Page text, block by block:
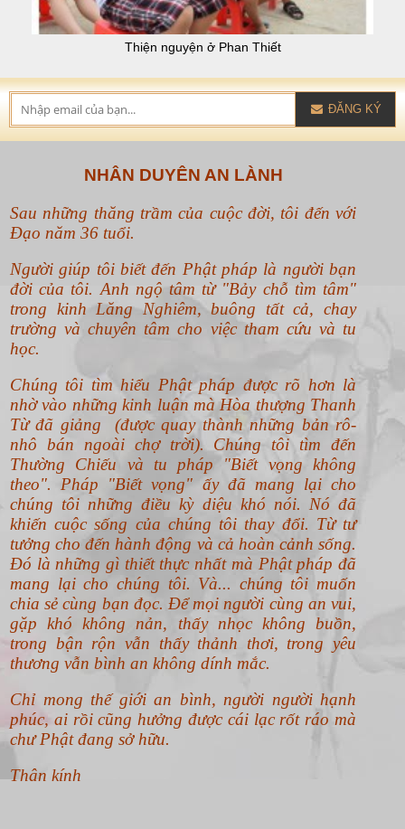
Thiện nguyện Tây nguyên cuối năm 2016
ĐĂNG KÝ
NHÂN DUYÊN AN LÀNH
Sau những thăng trầm của cuộc đời, tôi đến với
Đạo năm 36 tuổi.
Người giúp tôi biết đến Phật pháp là người bạn
đời của tôi. Anh ngộ tâm từ "Bảy chỗ tìm tâm"
trong kinh Lăng Nghiêm, buông tất cả, chay
trường và chuyên tâm cho việc tham cứu và tu
học.
Chúng tôi tìm hiểu Phật pháp được rõ hơn là
nhờ vào những kinh luận mà Hòa thượng Thanh
Từ đã giảng (được quay thành những bản rô-
nhô bán ngoài chợ trời). Chúng tôi tìm đến
Thường Chiếu và tu pháp "Biết vọng không
theo".Pháp "Biết vọng" ấy đã mang lại cho
chúng tôi những điều kỳ diệu khó nói. Nó đã
khiến cuộc sống của chúng tôi thay đổi. Từ tư
tưởng cho đến hành động và cả hoàn cảnh sống.
Đó là những gì thiết thực nhất mà Phật pháp đã
mang lại cho chúng tôi. Và... chúng tôi muốn
chia sẻ cùng bạn đọc. Để mọi người cùng an vui,
gặp khó không nản, thấy nhọc không buồn,
trong bận rộn vẫn thấy thảnh thơi, trong yêu
thương vẫn bình an không dính mắc.
Chỉ mong thế giới an bình, người người hạnh
phúc, ai rồi cũng hưởng được cái lạc rốt ráo mà
chư Phật đang sở hữu.
Thân kính